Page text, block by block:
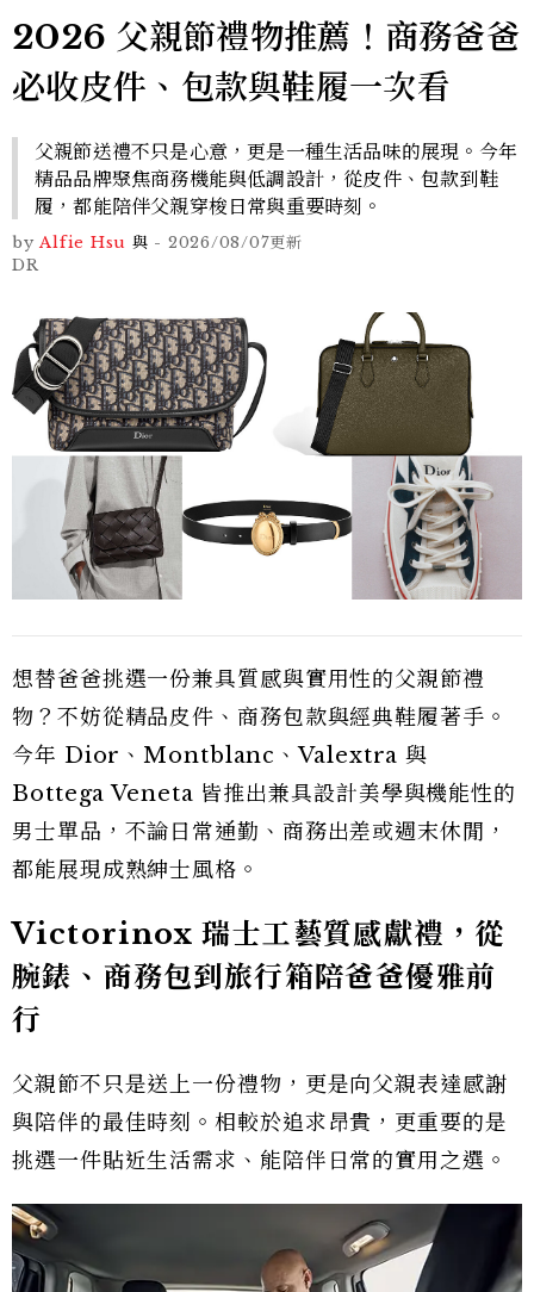
2026 父親節禮物推薦！商務爸爸
必收皮件、包款與鞋履一次看
父親節送禮不只是心意，更是一種生活品味的展現。今年
精品品牌聚焦商務機能與低調設計，從皮件、包款到鞋
履，都能陪伴父親穿梭日常與重要時刻。
by Alfie Hsu 與 - 2026/08/07更新
DR
想替爸爸挑選一份兼具質感與實用性的父親節禮
物？不妨從精品皮件、商務包款與經典鞋履著手。
今年 Dior、Montblanc、Valextra 與
Bottega Veneta 皆推出兼具設計美學與機能性的
男士單品，不論日常通勤、商務出差或週末休閒，
都能展現成熟紳士風格。
Victorinox 瑞士工藝質感獻禮，從
腕錶、商務包到旅行箱陪爸爸優雅前
行
父親節不只是送上一份禮物，更是向父親表達感謝
與陪伴的最佳時刻。相較於追求昂貴，更重要的是
挑選一件貼近生活需求、能陪伴日常的實用之選。